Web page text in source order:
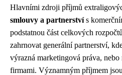
Hlavními zdroji příjmů
smlouvy a partnerstvís
podstatnou část celkových
zahrnovat generální partnerství,
výrazná marketingová práva,
firmami. Významným příjmem